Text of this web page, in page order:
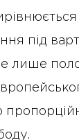
під
лише